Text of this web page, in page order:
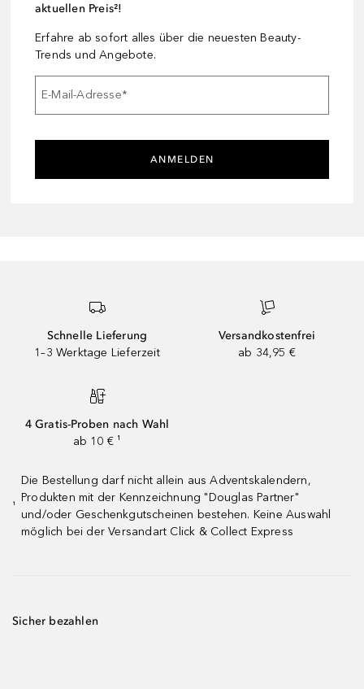
aktuellen Preis²!
Erfahre ab sofort alles über die neuesten Beauty-
Trends und Angebote.
E-Mail-Adresse*
ANMELDEN
Schnelle Lieferung
1–3 Werktage Lieferzeit
Versandkostenfrei
ab 34,95 €
4 Gratis-Proben nach Wahl
ab 10 € ¹
¹
Die Bestellung darf nicht allein aus Adventskalendern,
Produkten mit der Kennzeichnung "Douglas Partner"
und/oder Geschenkgutscheinen bestehen. Keine Auswahl
möglich bei der Versandart Click & Collect Express
Sicher bezahlen